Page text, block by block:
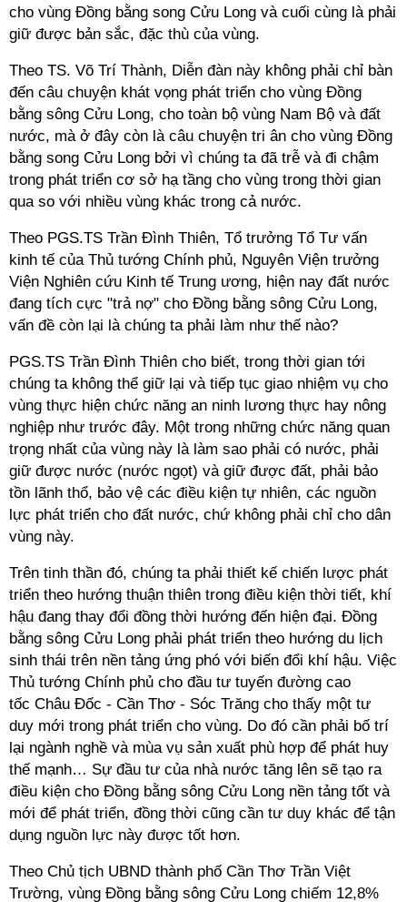
cho vùng Đồng bằng song Cửu Long và cuối cùng là phải
giữ được bản sắc, đặc thù của vùng.
Theo TS. Võ Trí Thành, Diễn đàn này không phải chỉ bàn
đến câu chuyện khát vọng phát triển cho vùng Đồng
bằng sông Cửu Long, cho toàn bộ vùng Nam Bộ và đất
nước, mà ở đây còn là câu chuyện tri ân cho vùng Đồng
bằng song Cửu Long bởi vì chúng ta đã trễ và đi chậm
trong phát triển cơ sở hạ tầng cho vùng trong thời gian
qua so với nhiều vùng khác trong cả nước.
Theo PGS.TS Trần Đình Thiên, Tổ trưởng Tổ Tư vấn
kinh tế của Thủ tướng Chính phủ, Nguyên Viện trưởng
Viện Nghiên cứu Kinh tế Trung ương, hiện nay đất nước
đang tích cực "trả nợ" cho Đồng bằng sông Cửu Long,
vấn đề còn lại là chúng ta phải làm như thế nào?
PGS.TS Trần Đình Thiên cho biết, trong thời gian tới
chúng ta không thể giữ lại và tiếp tục giao nhiệm vụ cho
vùng thực hiện chức năng an ninh lương thực hay nông
nghiệp như trước đây. Một trong những chức năng quan
trọng nhất của vùng này là làm sao phải có nước, phải
giữ được nước (nước ngọt) và giữ được đất, phải bảo
tồn lãnh thổ, bảo vệ các điều kiện tự nhiên, các nguồn
lực phát triển cho đất nước, chứ không phải chỉ cho dân
vùng này.
Trên tinh thần đó, chúng ta phải thiết kế chiến lược phát
triển theo hướng thuận thiên trong điều kiện thời tiết, khí
hậu đang thay đổi đồng thời hướng đến hiện đại. Đồng
bằng sông Cửu Long phải phát triển theo hướng du lịch
sinh thái trên nền tảng ứng phó với biến đổi khí hậu. Việc
Thủ tướng Chính phủ cho đầu tư tuyến đường cao
tốc Châu Đốc - Cần Thơ - Sóc Trăng cho thấy một tư
duy mới trong phát triển cho vùng. Do đó cần phải bố trí
lại ngành nghề và mùa vụ sản xuất phù hợp để phát huy
thế mạnh… Sự đầu tư của nhà nước tăng lên sẽ tạo ra
điều kiện cho Đồng bằng sông Cửu Long nền tảng tốt và
mới để phát triển, đồng thời cũng cần tư duy khác để tận
dụng nguồn lực này được tốt hơn.
Theo Chủ tịch UBND thành phố Cần Thơ Trần Việt
Trường, vùng Đồng bằng sông Cửu Long chiếm 12,8%